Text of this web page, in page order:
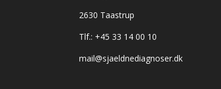
2630 Taastrup
Tlf.: +45 33 14 00 10
mail@sjaeldnediagnoser.dk